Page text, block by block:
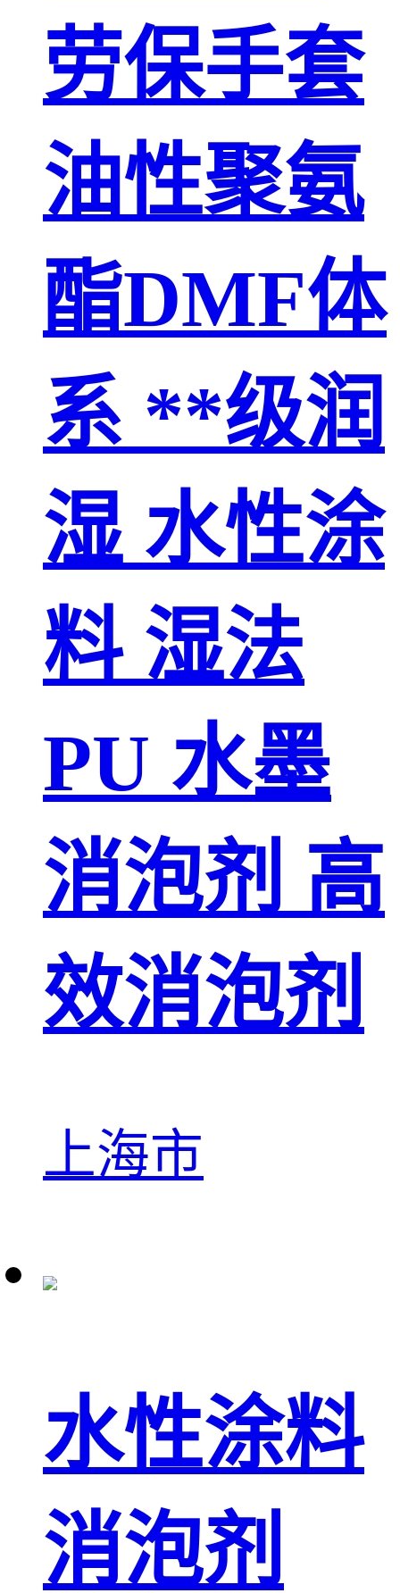
劳保手套
油性聚氨
酯DMF体
系 **级润
湿 水性涂
料 湿法
PU 水墨
消泡剂 高
效消泡剂
上海市
水性涂料
消泡剂